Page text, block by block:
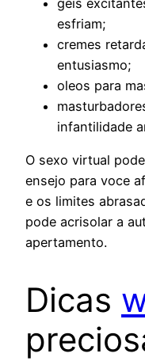
geis
esfriam;
cremes
entusiasmo;
oleos para
infantilidade
O sexo virtual
ensejo para voce
e os limites
pode acrisolar a
apertamento.
Dicas